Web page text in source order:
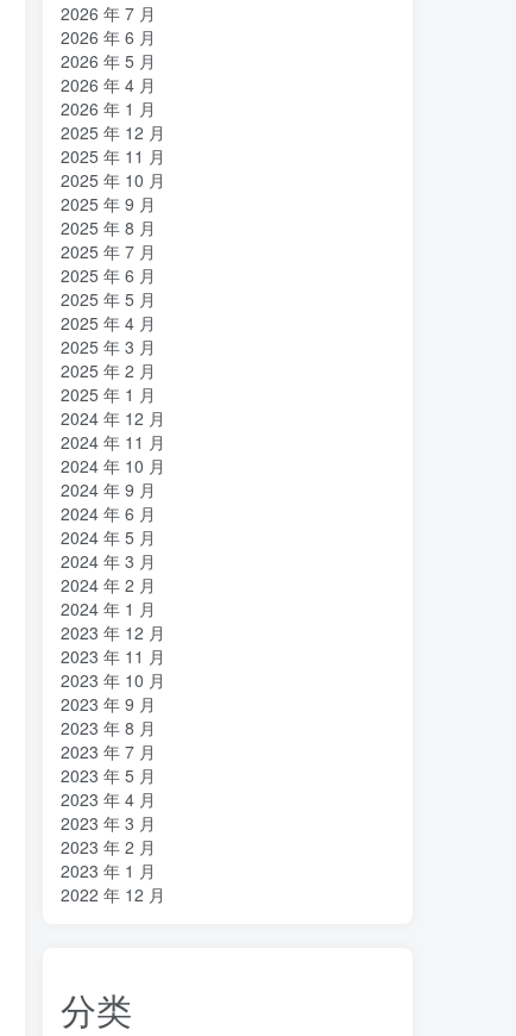
2026 年 7 月
2026 年 6 月
2026 年 5 月
2026 年 4 月
2026 年 1 月
2025 年 12 月
2025 年 11 月
2025 年 10 月
2025 年 9 月
2025 年 8 月
2025 年 7 月
2025 年 6 月
2025 年 5 月
2025 年 4 月
2025 年 3 月
2025 年 2 月
2025 年 1 月
2024 年 12 月
2024 年 11 月
2024 年 10 月
2024 年 9 月
2024 年 6 月
2024 年 5 月
2024 年 3 月
2024 年 2 月
2024 年 1 月
2023 年 12 月
2023 年 11 月
2023 年 10 月
2023 年 9 月
2023 年 8 月
2023 年 7 月
2023 年 5 月
2023 年 4 月
2023 年 3 月
2023 年 2 月
2023 年 1 月
2022 年 12 月
分类